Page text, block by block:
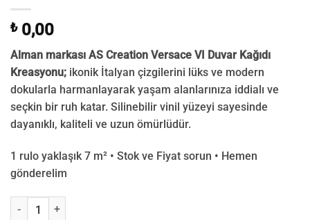
₺0,00
Alman markası AS Creation Versace VI Duvar Kağıdı
Kreasyonu; ikonik İtalyan çizgilerini lüks ve modern
dokularla harmanlayarak yaşam alanlarınıza iddialı ve
seçkin bir ruh katar. Silinebilir vinil yüzeyi sayesinde
dayanıklı, kaliteli ve uzun ömürlüdür.
1 rulo yaklaşık 7 m² • Stok ve Fiyat sorun • Hemen
gönderelim
Versace VI Duvar Kağıdı 34327-5 adet